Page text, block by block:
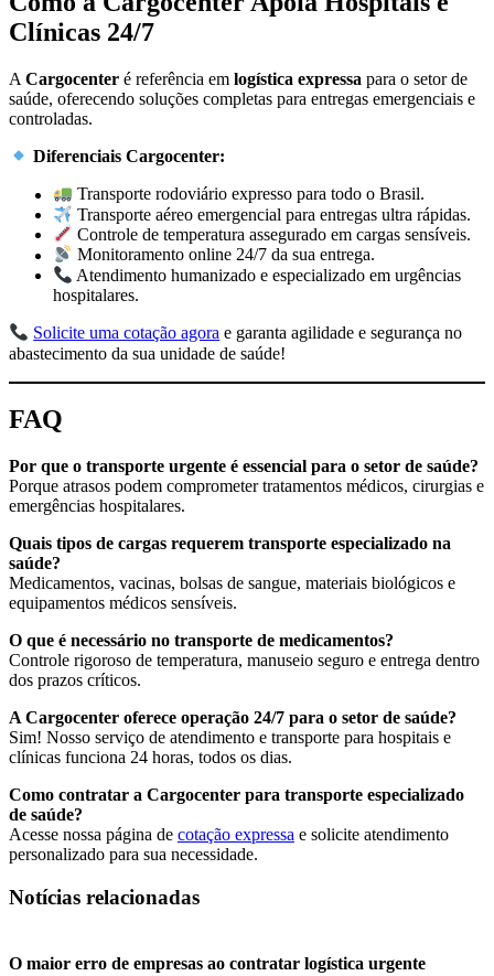
Clínicas 24/7
A Cargocenter é referência em logística expressa para o setor de
saúde, oferecendo soluções completas para entregas emergenciais e
controladas.
Diferenciais Cargocenter:
Transporte rodoviário expresso para todo o Brasil.
Transporte aéreo emergencial para entregas ultra rápidas.
Controle de temperatura assegurado em cargas sensíveis.
Monitoramento online 24/7 da sua entrega.
Atendimento humanizado e especializado em urgências
hospitalares.
Solicite uma cotação agora e garanta agilidade e segurança no
abastecimento da sua unidade de saúde!
FAQ
Por que o transporte urgente é essencial para o setor de saúde?
Porque atrasos podem comprometer tratamentos médicos, cirurgias e
emergências hospitalares.
Quais tipos de cargas requerem transporte especializado na
saúde?
Medicamentos, vacinas, bolsas de sangue, materiais biológicos e
equipamentos médicos sensíveis.
O que é necessário no transporte de medicamentos?
Controle rigoroso de temperatura, manuseio seguro e entrega dentro
dos prazos críticos.
A Cargocenter oferece operação 24/7 para o setor de saúde?
Sim! Nosso serviço de atendimento e transporte para hospitais e
clínicas funciona 24 horas, todos os dias.
Como contratar a Cargocenter para transporte especializado
de saúde?
Acesse nossa página de cotação expressa e solicite atendimento
personalizado para sua necessidade.
Notícias relacionadas
O maior erro de empresas ao contratar logística urgente